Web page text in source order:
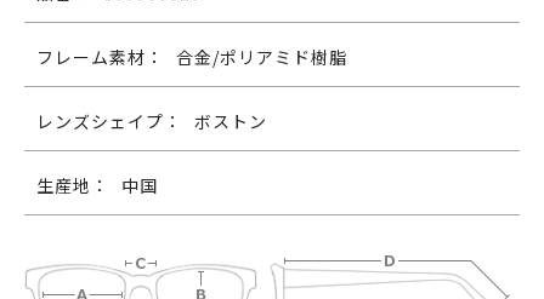
フレーム素材： 合金/ポリアミド樹脂
レンズシェイプ： ボストン
生産地： 中国